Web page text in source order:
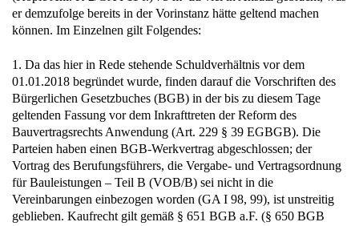
er demzufolge bereits in der Vorinstanz hätte geltend machen
können. Im Einzelnen gilt Folgendes:
1. Da das hier in Rede stehende Schuldverhältnis vor dem
01.01.2018 begründet wurde, finden darauf die Vorschriften des
Bürgerlichen Gesetzbuches (BGB) in der bis zu diesem Tage
geltenden Fassung vor dem Inkrafttreten der Reform des
Bauvertragsrechts Anwendung (Art. 229 § 39 EGBGB). Die
Parteien haben einen BGB-Werkvertrag abgeschlossen; der
Vortrag des Berufungsführers, die Vergabe- und Vertragsordnung
für Bauleistungen – Teil B (VOB/B) sei nicht in die
Vereinbarungen einbezogen worden (GA I 98, 99), ist unstreitig
geblieben. Kaufrecht gilt gemäß § 651 BGB a.F. (§ 650 BGB